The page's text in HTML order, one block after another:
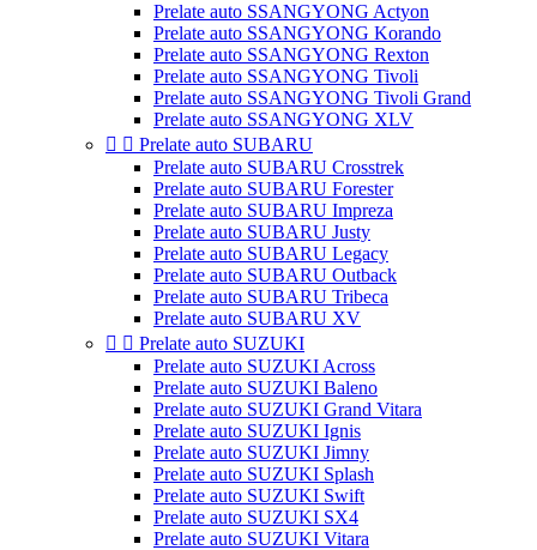
Prelate auto SSANGYONG Actyon
Prelate auto SSANGYONG Korando
Prelate auto SSANGYONG Rexton
Prelate auto SSANGYONG Tivoli
Prelate auto SSANGYONG Tivoli Grand
Prelate auto SSANGYONG XLV
  Prelate auto SUBARU
Prelate auto SUBARU Crosstrek
Prelate auto SUBARU Forester
Prelate auto SUBARU Impreza
Prelate auto SUBARU Justy
Prelate auto SUBARU Legacy
Prelate auto SUBARU Outback
Prelate auto SUBARU Tribeca
Prelate auto SUBARU XV
  Prelate auto SUZUKI
Prelate auto SUZUKI Across
Prelate auto SUZUKI Baleno
Prelate auto SUZUKI Grand Vitara
Prelate auto SUZUKI Ignis
Prelate auto SUZUKI Jimny
Prelate auto SUZUKI Splash
Prelate auto SUZUKI Swift
Prelate auto SUZUKI SX4
Prelate auto SUZUKI Vitara